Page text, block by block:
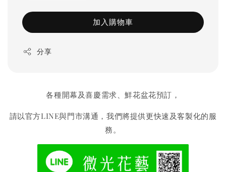
加入購物車
分享
各種開幕及喜慶需求、鮮花盆花預訂，
請以官方LINE與門市溝通，我們將提供更快速及客製化的服
務。